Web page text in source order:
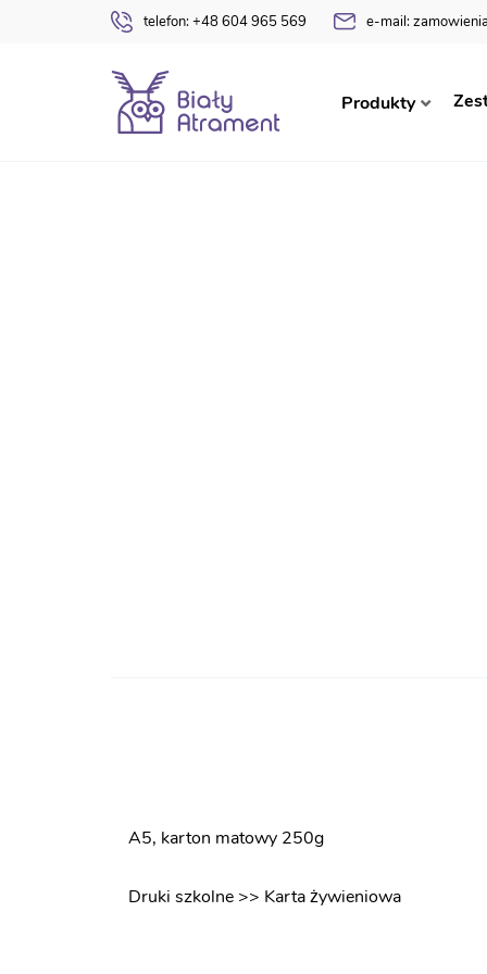
telefon: +48 604 965 569 e-mail:
Produkty
Strona główna
A5, karton matowy 250g
Druki szkolne >> Karta żywieniowa